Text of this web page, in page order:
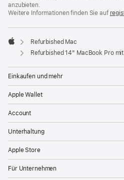
anzubieten.
Weitere Informationen finden Sie auf
Apple
Refurbished Mac
Refurbished 14" MacBook Pro mit Apple M4 Max Chip, 16‑Core
Einkaufen und mehr
Apple Wallet
Account
Unterhaltung
Apple Store
Für Unternehmen